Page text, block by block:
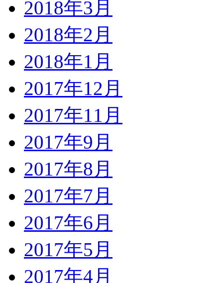
2018年3月
2018年2月
2018年1月
2017年12月
2017年11月
2017年9月
2017年8月
2017年7月
2017年6月
2017年5月
2017年4月